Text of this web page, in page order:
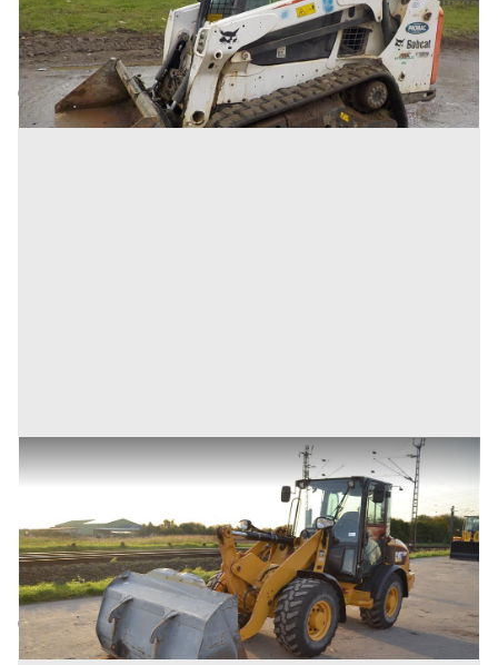
Inserito il: 25/02/2026
Olgiate Comasco (Como)
Annuncio scaduto
Codice annuncio:844595869
2012 CAT 906H-2 pala gommata
Inserito il: 25/02/2026
Olgiate Comasco (Como)
Annuncio scaduto
17.800 €
Codice annuncio:1671976716